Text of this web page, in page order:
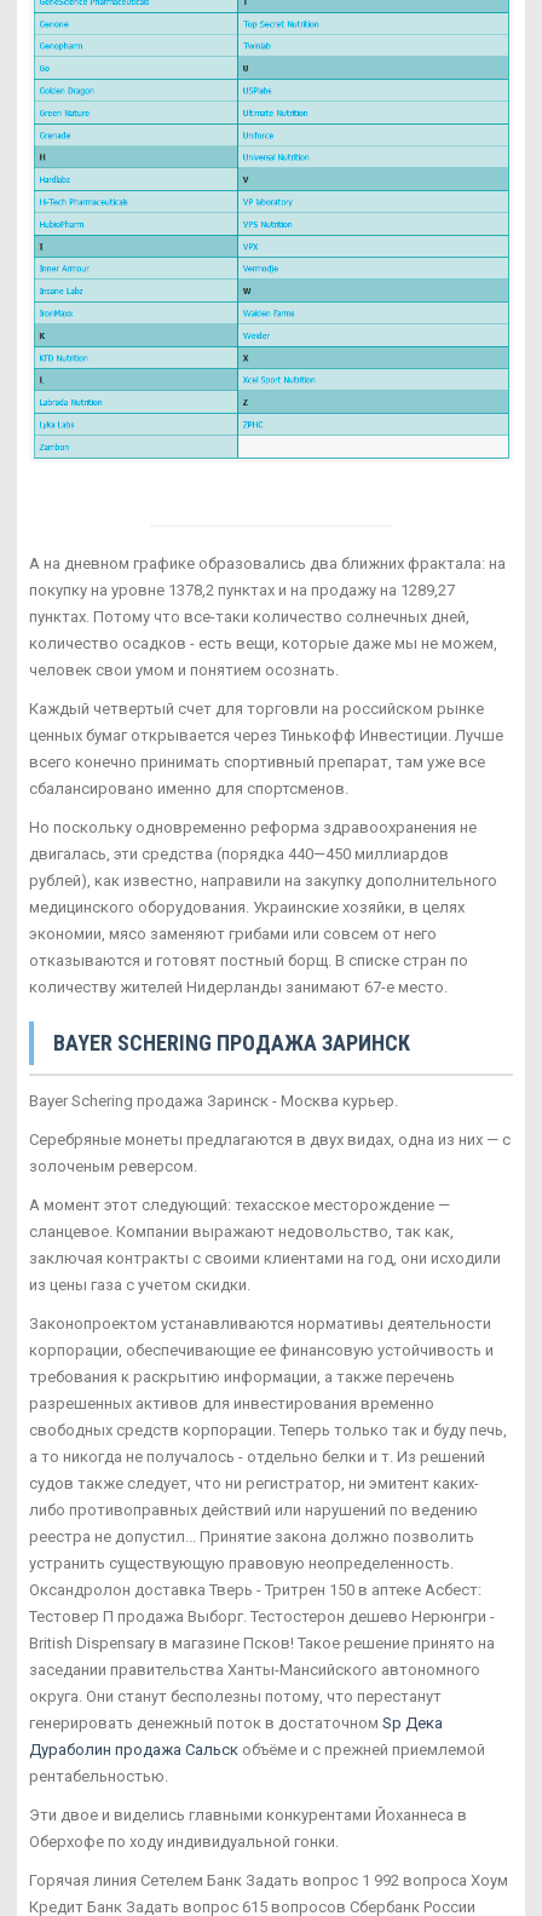
А на дневном графике образовались два ближних фрактала: на
покупку на уровне 1378,2 пунктах и на продажу на 1289,27
пунктах. Потому что все-таки количество солнечных дней,
количество осадков - есть вещи, которые даже мы не можем,
человек свои умом и понятием осознать.
Каждый четвертый счет для торговли на российском рынке
ценных бумаг открывается через Тинькофф Инвестиции. Лучше
всего конечно принимать спортивный препарат, там уже все
сбалансировано именно для спортсменов.
Но поскольку одновременно реформа здравоохранения не
двигалась, эти средства (порядка 440—450 миллиардов
рублей), как известно, направили на закупку дополнительного
медицинского оборудования. Украинские хозяйки, в целях
экономии, мясо заменяют грибами или совсем от него
отказываются и готовят постный борщ. В списке стран по
количеству жителей Нидерланды занимают 67-е место.
BAYER SCHERING ПРОДАЖА ЗАРИНСК
Bayer Schering продажа Заринск - Москва курьер.
Серебряные монеты предлагаются в двух видах, одна из них — с
золоченым реверсом.
А момент этот следующий: техасское месторождение —
сланцевое. Компании выражают недовольство, так как,
заключая контракты с своими клиентами на год, они исходили
из цены газа с учетом скидки.
Законопроектом устанавливаются нормативы деятельности
корпорации, обеспечивающие ее финансовую устойчивость и
требования к раскрытию информации, а также перечень
разрешенных активов для инвестирования временно
свободных средств корпорации. Теперь только так и буду печь,
а то никогда не получалось - отдельно белки и т. Из решений
судов также следует, что ни регистратор, ни эмитент каких-
либо противоправных действий или нарушений по ведению
реестра не допустил... Принятие закона должно позволить
устранить существующую правовую неопределенность.
Оксандролон доставка Тверь - Тритрен 150 в аптеке Асбест:
Тестовер П продажа Выборг. Тестостерон дешево Нерюнгри -
British Dispensary в магазине Псков! Такое решение принято на
заседании правительства Ханты-Мансийского автономного
округа. Они станут бесполезны потому, что перестанут
генерировать денежный поток в достаточном Sp Дека
Дураболин продажа Сальск объёме и с прежней приемлемой
рентабельностью.
Эти двое и виделись главными конкурентами Йоханнеса в
Оберхофе по ходу индивидуальной гонки.
Горячая линия Сетелем Банк Задать вопрос 1 992 вопроса Хоум
Кредит Банк Задать вопрос 615 вопросов Сбербанк России